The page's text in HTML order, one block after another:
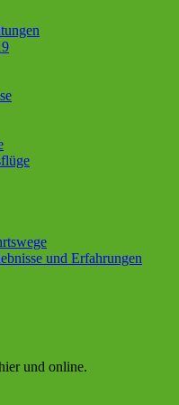
und Erfahrungen
und online.